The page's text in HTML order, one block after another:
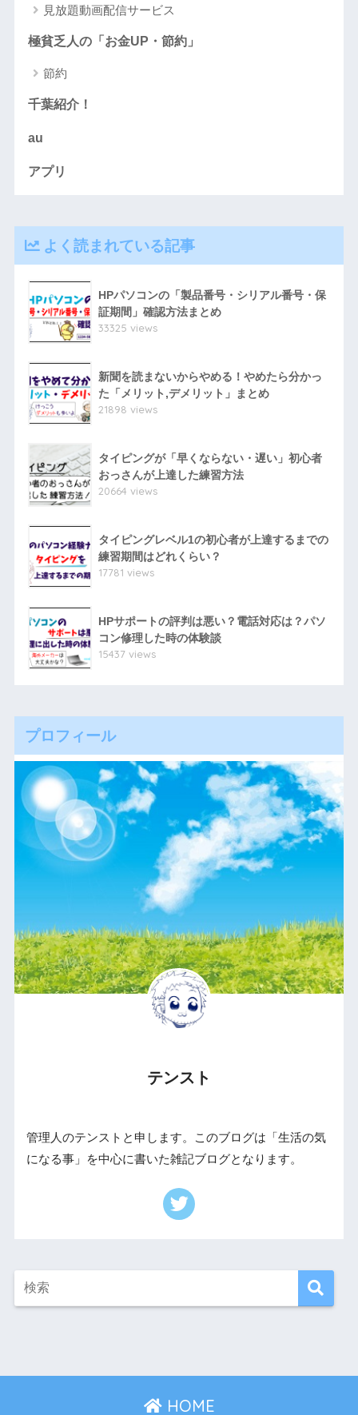
見放題動画配信サービス
極貧乏人の「お金UP・節約」
節約
千葉紹介！
au
アプリ
よく読まれている記事
HPパソコンの「製品番号・シリアル番号・保
証期間」確認方法まとめ
33325 views
新聞を読まないからやめる！やめたら分かっ
た「メリット,デメリット」まとめ
21898 views
タイピングが「早くならない・遅い」初心者
おっさんが上達した練習方法
20664 views
タイピングレベル1の初心者が上達するまでの
練習期間はどれくらい？
17781 views
HPサポートの評判は悪い？電話対応は？パソ
コン修理した時の体験談
15437 views
プロフィール
テンスト
管理人のテンストと申します。このブログは「生活の気
になる事」を中心に書いた雑記ブログとなります。
HOME